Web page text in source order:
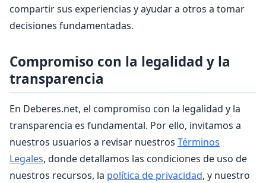
compartir sus experiencias y ayudar a otros a tomar
decisiones fundamentadas.
Compromiso con la legalidad y la
transparencia
En Deberes.net, el compromiso con la legalidad y la
transparencia es fundamental. Por ello, invitamos a
nuestros usuarios a revisar nuestros Términos
Legales, donde detallamos las condiciones de uso de
nuestros recursos, la política de privacidad, y nuestro